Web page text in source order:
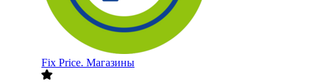
Fix Price. Магазины